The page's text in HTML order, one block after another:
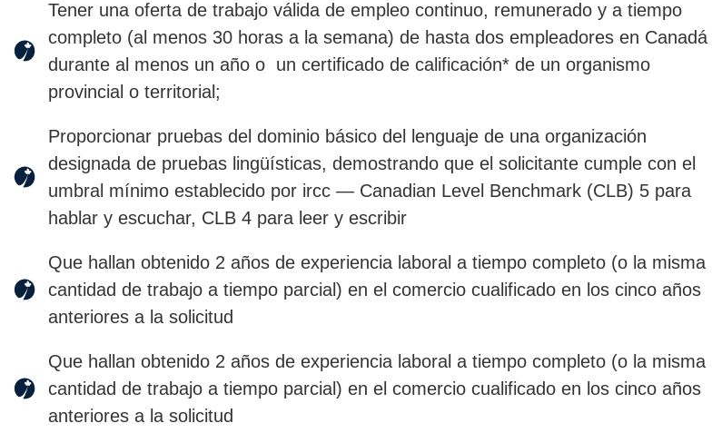
Tener una oferta de trabajo válida de empleo continuo, remunerado y a tiempo
completo (al menos 30 horas a la semana) de hasta dos empleadores en Canadá
durante al menos un año o un certificado de calificación* de un organismo
provincial o territorial;
Proporcionar pruebas del dominio básico del lenguaje de una organización
designada de pruebas lingüísticas, demostrando que el solicitante cumple con el
umbral mínimo establecido por ircc — Canadian Level Benchmark (CLB) 5 para
hablar y escuchar, CLB 4 para leer y escribir
Que hallan obtenido 2 años de experiencia laboral a tiempo completo (o la misma
cantidad de trabajo a tiempo parcial) en el comercio cualificado en los cinco años
anteriores a la solicitud
Que hallan obtenido 2 años de experiencia laboral a tiempo completo (o la misma
cantidad de trabajo a tiempo parcial) en el comercio cualificado en los cinco años
anteriores a la solicitud